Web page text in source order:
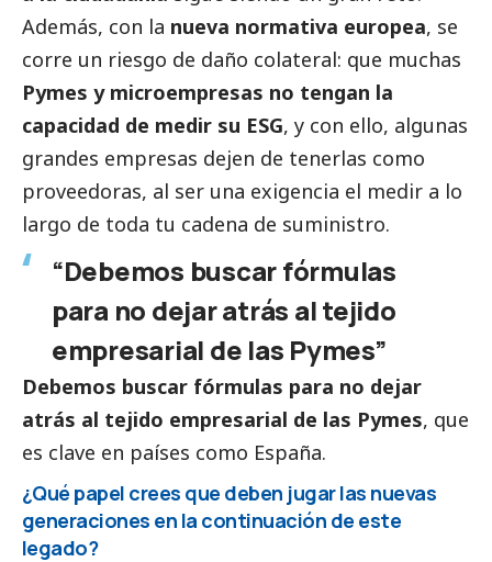
Además, con la nueva normativa europea, se
corre un riesgo de daño colateral: que muchas
Pymes y microempresas no tengan la
capacidad de medir su ESG, y con ello, algunas
grandes empresas dejen de tenerlas como
proveedoras, al ser una exigencia el medir a lo
largo de toda tu cadena de suministro.
“Debemos buscar fórmulas
para no dejar atrás al tejido
empresarial de las Pymes”
Debemos buscar fórmulas para no dejar
atrás al tejido empresarial de las Pymes, que
es clave en países como España.
¿Qué papel crees que deben jugar las nuevas
generaciones en la continuación de este
legado?